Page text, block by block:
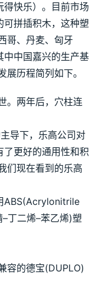
得快乐）。目前市场
可拼插积木，这种塑
哥、丹麦、匈牙
中中国嘉兴的生产基
历程简列如下。
。两年后，穴柱连
导下，乐高公司对
更好的通用性和积
们现在看到的乐高
ABS(Acrylonitrile
丁二烯–苯乙烯)塑
容的德宝(DUPLO)